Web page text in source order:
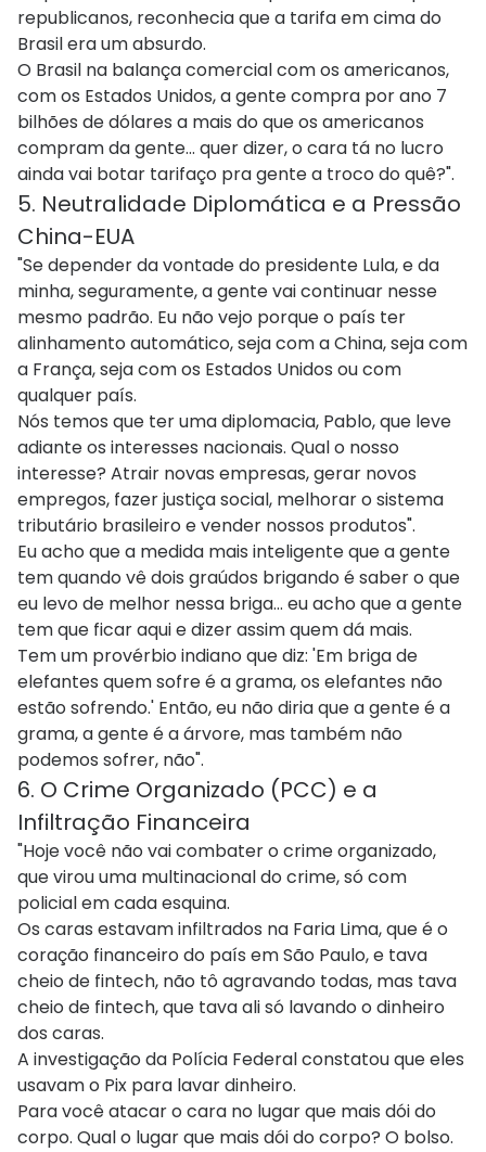
republicanos, reconhecia que a tarifa em cima do
Brasil era um absurdo.
O Brasil na balança comercial com os americanos,
com os Estados Unidos, a gente compra por ano 7
bilhões de dólares a mais do que os americanos
compram da gente... quer dizer, o cara tá no lucro
ainda vai botar tarifaço pra gente a troco do quê?".
5. Neutralidade Diplomática e a Pressão
China-EUA
"Se depender da vontade do presidente Lula, e da
minha, seguramente, a gente vai continuar nesse
mesmo padrão. Eu não vejo porque o país ter
alinhamento automático, seja com a China, seja com
a França, seja com os Estados Unidos ou com
qualquer país.
Nós temos que ter uma diplomacia, Pablo, que leve
adiante os interesses nacionais. Qual o nosso
interesse? Atrair novas empresas, gerar novos
empregos, fazer justiça social, melhorar o sistema
tributário brasileiro e vender nossos produtos".
Eu acho que a medida mais inteligente que a gente
tem quando vê dois graúdos brigando é saber o que
eu levo de melhor nessa briga... eu acho que a gente
tem que ficar aqui e dizer assim quem dá mais.
Tem um provérbio indiano que diz: 'Em briga de
elefantes quem sofre é a grama, os elefantes não
estão sofrendo.' Então, eu não diria que a gente é a
grama, a gente é a árvore, mas também não
podemos sofrer, não".
6. O Crime Organizado (PCC) e a
Infiltração Financeira
"Hoje você não vai combater o crime organizado,
que virou uma multinacional do crime, só com
policial em cada esquina.
Os caras estavam infiltrados na Faria Lima, que é o
coração financeiro do país em São Paulo, e tava
cheio de fintech, não tô agravando todas, mas tava
cheio de fintech, que tava ali só lavando o dinheiro
dos caras.
A investigação da Polícia Federal constatou que eles
usavam o Pix para lavar dinheiro.
Para você atacar o cara no lugar que mais dói do
corpo. Qual o lugar que mais dói do corpo? O bolso.